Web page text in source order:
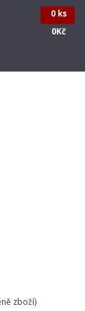
0 ks
0Kč
zboží)